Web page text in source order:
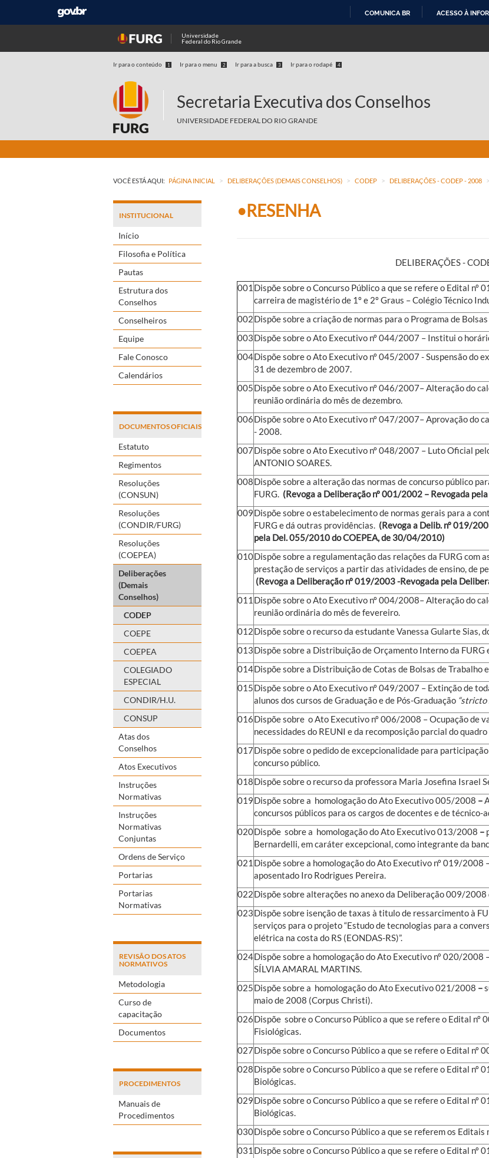
COMUNICA BR ACESSO À
Universidade
Federal do Rio Grande
Ir para o conteúdo 1 Ir para o menu 2 Ir para a busca 3 Ir para o rodapé 4
Secretaria Executiva dos Conselhos
UNIVERSIDADE FEDERAL DO RIO GRANDE
VOCÊ ESTÁ AQUI: PÁGINA INICIAL > DELIBERAÇÕES (DEMAIS CONSELHOS) > CODEP > DELIBERAÇÕES - CODEP - 2008 >
INSTITUCIONAL
Início
Filosofia e Política
Pautas
Estrutura dos
Conselhos
Conselheiros
Equipe
Fale Conosco
Calendários
DOCUMENTOS OFICIAIS
Estatuto
Regimentos
Resoluções
(CONSUN)
Resoluções
(CONDIR/FURG)
Resoluções
(COEPEA)
Deliberações
(Demais
Conselhos)
CODEP
COEPE
COEPEA
COLEGIADO
ESPECIAL
CONDIR/H.U.
CONSUP
Atas dos
Conselhos
Atos Executivos
Instruções
Normativas
Instruções
Normativas
Conjuntas
Ordens de Serviço
Portarias
Portarias
Normativas
REVISÃO DOS ATOS
NORMATIVOS
Metodologia
Curso de
capacitação
Documentos
PROCEDIMENTOS
Manuais de
Procedimentos
•RESENHA
DELIBERAÇÕES -
001 Dispõe sobre o Concurso Público a que se refere o Edital nº
carreira de magistério de 1º e 2º Graus – Colégio Técnico
002Dispõe sobre a criação de normas para o Programa de
003Dispõe sobre o Ato Executivo nº 044/2007 – Institui o
004Dispõe sobre o Ato Executivo nº 045/2007 - Suspensão do
31 de dezembro de 2007.
005Dispõe sobre o Ato Executivo nº 046/2007– Alteração do
reunião ordinária do mês de dezembro.
006Dispõe sobre o Ato Executivo nº 047/2007– Aprovação do
- 2008.
007Dispõe sobre o Ato Executivo nº 048/2007 – Luto Oficial
ANTONIO SOARES.
008Dispõe sobre a alteração das normas de concurso público
FURG.
(Revoga a Deliberação nº 001/2002 – Revogada
009Dispõe sobre o estabelecimento de normas gerais para a
FURG e dá outras providências.
(Revoga a Delib. nº 019/
pela Del. 055/2010 do COEPEA, de 30/04/2010)
010Dispõe sobre a regulamentação das relações da FURG com
prestação de serviços a partir das atividades de ensino, de
(Revoga a Deliberação nº 019/2003 -Revogada pela
011 Dispõe sobre o Ato Executivo nº 004/2008– Alteração do
reunião ordinária do mês de fevereiro.
012Dispõe sobre o recurso da estudante Vanessa Gularte Sias,
013Dispõe sobre a Distribuição de Orçamento Interno da FURG
014Dispõe sobre a Distribuição de Cotas de Bolsas de Trabalho
015Dispõe sobre o Ato Executivo nº 049/2007 – Extinção de
alunos dos cursos de Graduação e de Pós-Graduação “stricto
016Dispõe sobre o Ato Executivo nº 006/2008 – Ocupação de
necessidades do REUNI e da recomposição parcial do
017Dispõe sobre o pedido de excepcionalidade para
concurso público.
018Dispõe sobre o recurso da professora Maria Josefina Israel
019Dispõe sobre a homologação do Ato Executivo 005/2008 –
concursos públicos para os cargos de docentes e de técnico-
020Dispõe sobre a homologação do Ato Executivo 013/2008 –
Bernardelli, em caráter excepcional, como integrante da
021 Dispõe sobre a homologação do Ato Executivo nº 019/
aposentado Iro Rodrigues Pereira.
022Dispõe sobre alterações no anexo da Deliberação 009/2008
023Dispõe sobre isenção de taxas à titulo de ressarcimento à
serviços para o projeto “Estudo de tecnologias para a
elétrica na costa do RS (EONDAS-RS)”.
024Dispõe sobre a homologação do Ato Executivo nº 020/
SÍLVIA AMARAL MARTINS.
025Dispõe sobre a homologação do Ato Executivo 021/2008 –
maio de 2008 (Corpus Christi).
026Dispõe sobre o Concurso Público a que se refere o Edital
Fisiológicas.
027Dispõe sobre o Concurso Público a que se refere o Edital nº
028Dispõe sobre o Concurso Público a que se refere o Edital
Biológicas.
029Dispõe sobre o Concurso Público a que se refere o Edital
Biológicas.
030Dispõe sobre o Concurso Público a que se referem os
031 Dispõe sobre o Concurso Público a que se refere o Edital nº